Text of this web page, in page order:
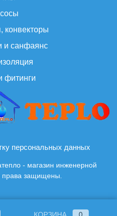
конвекторы
и санфаянс
фитинги
персональных данных
- магазин инженерной
права защищены.
КОРЗИНА 0